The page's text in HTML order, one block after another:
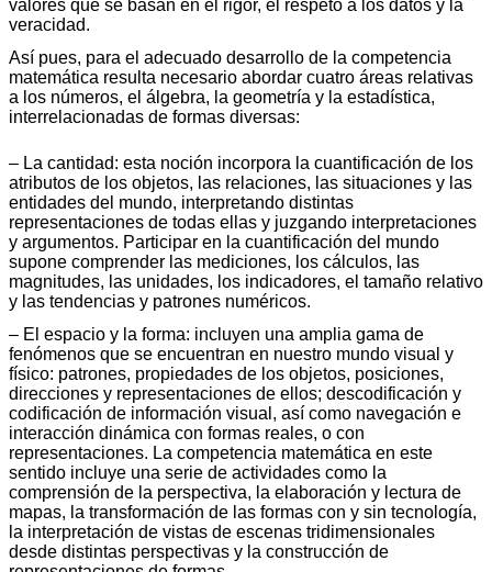
valores que se basan en el rigor, el respeto a los datos y la
veracidad.
Así pues, para el adecuado desarrollo de la competencia
matemática resulta necesario abordar cuatro áreas relativas
a los números, el álgebra, la geometría y la estadística,
interrelacionadas de formas diversas:
– La cantidad: esta noción incorpora la cuantificación de los
atributos de los objetos, las relaciones, las situaciones y las
entidades del mundo, interpretando distintas
representaciones de todas ellas y juzgando interpretaciones
y argumentos. Participar en la cuantificación del mundo
supone comprender las mediciones, los cálculos, las
magnitudes, las unidades, los indicadores, el tamaño relativo
y las tendencias y patrones numéricos.
– El espacio y la forma: incluyen una amplia gama de
fenómenos que se encuentran en nuestro mundo visual y
físico: patrones, propiedades de los objetos, posiciones,
direcciones y representaciones de ellos; descodificación y
codificación de información visual, así como navegación e
interacción dinámica con formas reales, o con
representaciones. La competencia matemática en este
sentido incluye una serie de actividades como la
comprensión de la perspectiva, la elaboración y lectura de
mapas, la transformación de las formas con y sin tecnología,
la interpretación de vistas de escenas tridimensionales
desde distintas perspectivas y la construcción de